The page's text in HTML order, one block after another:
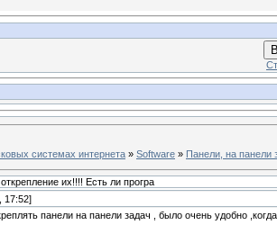
системах интернета » Software » Панели, на панели
их!!!! Есть ли програ
17:52]
панели на панели задач , было очень удобно